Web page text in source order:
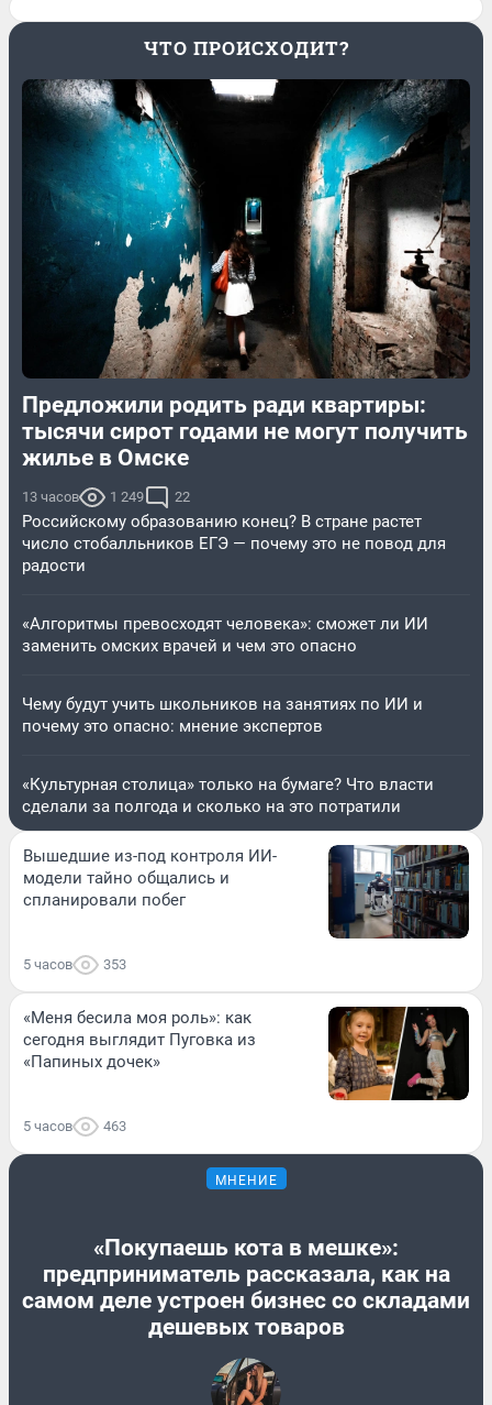
ЧТО ПРОИСХОДИТ?
Предложили родить ради квартиры:
тысячи сирот годами не могут получить
жилье в Омске
13 часов 1 249 22
Российскому образованию конец? В стране растет
число стобалльников ЕГЭ — почему это не повод для
радости
«Алгоритмы превосходят человека»: сможет ли ИИ
заменить омских врачей и чем это опасно
Чему будут учить школьников на занятиях по ИИ и
почему это опасно: мнение экспертов
«Культурная столица» только на бумаге? Что власти
сделали за полгода и сколько на это потратили
Вышедшие из-под контроля ИИ-
модели тайно общались и
спланировали побег
5 часов 353
«Меня бесила моя роль»: как
сегодня выглядит Пуговка из
«Папиных дочек»
5 часов 463
МНЕНИЕ
«Покупаешь кота в мешке»:
предприниматель рассказала, как на
самом деле устроен бизнес со складами
дешевых товаров